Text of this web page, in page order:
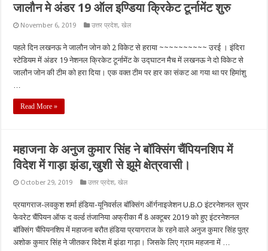
जालौन मे अंडर 19 ऑल इण्डिया क्रिकेट टूर्नामेंट शुरु
November 6, 2019 उत्तर प्रदेश,खेल
पहले दिन लखनऊ ने जालौन जोन को 2 विकेट से हराया ~~~~~~~~~~ उरई । इंदिरा
स्टेडियम में अंडर 19 नेशनल क्रिकेट टूर्नामेंट के उद्घाटन मैच में लखनऊ ने दो विकेट से
जालौन जोन की टीम को हरा दिया। एक वक्त टीम पर हार का संकट आ गया था पर हिमांशु
…
Read More »
महाजना के अनुज कुमार सिंह ने बॉक्सिंग चैंपियनशिप में
विदेश में गाड़ा झंडा,खुशी से झूमे क्षेत्रवासी।
October 29, 2019 उत्तर प्रदेश,खेल
प्रयागराज-लवकुश शर्मा हंडिया-यूनिवर्सल बॉक्सिंग ऑर्गनाइजेशन U.B.O इंटरनेशनल सुपर
फेवरेट चैंपियन ऑफ द वर्ल्ड तंजानिया अफ्रीका मैं 8 अक्टूबर 2019 को हुए इंटरनेशनल
बॉक्सिंग चैंपियनशिप में महाजना बरौत हंडिया प्रयागराज के रहने वाले अनुज कुमार सिंह पुत्र
अशोक कुमार सिंह ने जीतकर विदेश में झंडा गाड़ा। जिसके लिए ग्राम महजना में …